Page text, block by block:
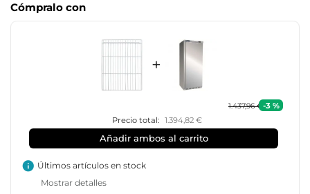
Cómpralo con
+
1.437,96 € -3 %
Precio total:
1.394,82 €
Añadir ambos al carrito
info Últimos artículos en stock
Mostrar detalles